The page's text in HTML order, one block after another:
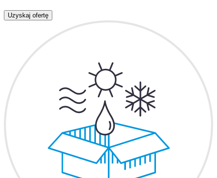
Uzyskaj ofertę